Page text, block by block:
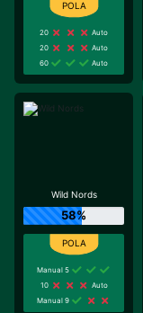
20
Auto
20
Auto
60
Auto
Wild Nords
58%
Manual 5
10
Auto
Manual 9